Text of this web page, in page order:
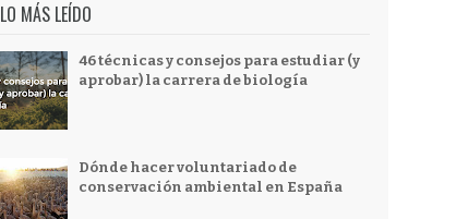
LO MÁS LEÍDO
46 técnicas y consejos para estudiar (y
aprobar) la carrera de biología
Dónde hacer voluntariado de
conservación ambiental en España